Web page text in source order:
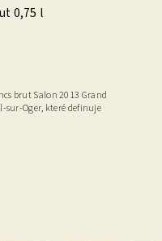
SALON - Blanc de Blancs 2013 - Brut 0,75 l
brut Salon 2013 Grand
sur-Oger, které definuje